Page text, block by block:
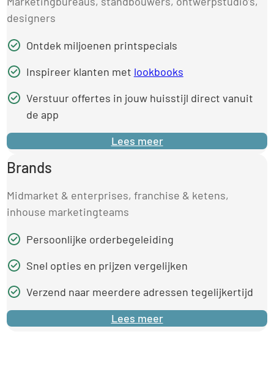
designers
Ontdek miljoenen printspecials
Inspireer klanten met lookbooks
Verstuur offertes in jouw huisstijl direct vanuit
de app
Lees meer
Brands
Midmarket & enterprises, franchise & ketens,
inhouse marketingteams
Persoonlijke orderbegeleiding
Snel opties en prijzen vergelijken
Verzend naar meerdere adressen tegelijkertijd
Lees meer